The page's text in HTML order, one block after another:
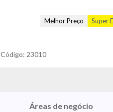
Melhor Preço Super
Código:23010
Áreas de negócio